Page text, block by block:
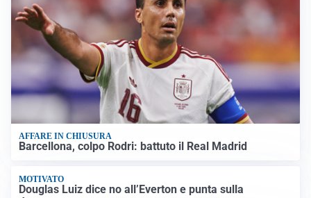
AFFARE IN CHIUSURA
Barcellona, colpo Rodri: battuto il Real Madrid
MOTIVATO
Douglas Luiz dice no all’Everton e punta sulla